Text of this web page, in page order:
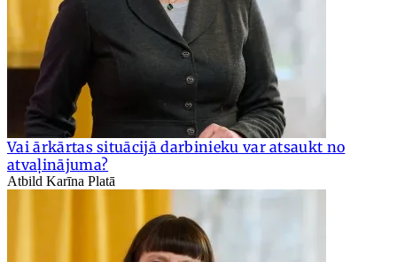
Vai ārkārtas situācijā darbinieku var atsaukt no
atvaļinājuma?
Atbild Karīna Platā